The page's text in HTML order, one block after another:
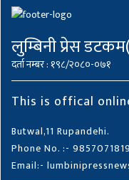
लुम्बिनी प्रेस
दर्ता नम्बर : १९८/२०८०-०७१
This is offical
Butwal,11 Rupandehi.
Phone No. :- 9857071819
Email:-